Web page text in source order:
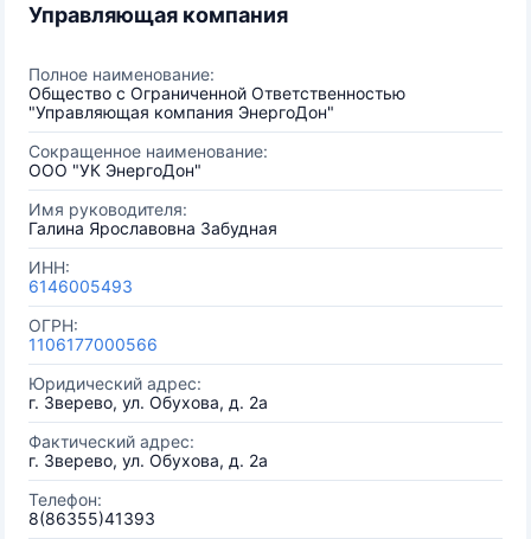
Управляющая компания
Полное наименование:
Общество с Ограниченной Ответственностью
"Управляющая компания ЭнергоДон"
Сокращенное наименование:
ООО "УК ЭнергоДон"
Имя руководителя:
Галина Ярославовна Забудная
ИНН:
6146005493
ОГРН:
1106177000566
Юридический адрес:
г. Зверево, ул. Обухова, д. 2а
Фактический адрес:
г. Зверево, ул. Обухова, д. 2а
Телефон:
8(86355)41393